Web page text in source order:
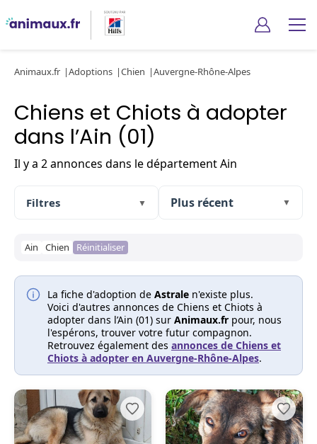
Animaux.fr Adoptions Chien Auvergne-Rhône-Alpes
Chiens et Chiots à adopter
dans l’Ain (01)
Il y a 2 annonces dans le département Ain
Filtres ▼ ▼
Ain Chien Réinitialiser
La fiche d'adoption de Astrale n'existe plus.
Voici d'autres annonces de Chiens et Chiots à
adopter dans l’Ain (01) sur Animaux.fr pour, nous
l'espérons, trouver votre futur compagnon.
Retrouvez également des annonces de Chiens et
Chiots à adopter en Auvergne-Rhône-Alpes.